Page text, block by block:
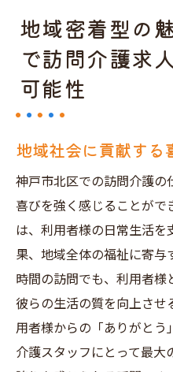
地域密着型の
で訪問介護求
可能性
地域社会に貢献する
神戸市北区での訪問介護の
喜びを強く感じることがで
は、利用者様の日常生活を
果、地域全体の福祉に寄与
時間の訪問でも、利用者様
彼らの生活の質を向上させ
用者様からの「ありがとう
介護スタッフにとって最大